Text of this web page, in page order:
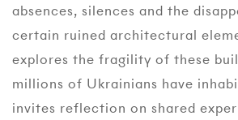
absences, silences and the
certain ruined architectural
explores the fragility of these
millions of Ukrainians have
invites reflection on shared